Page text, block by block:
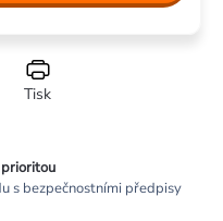
Tisk
prioritou
s bezpečnostními předpisy